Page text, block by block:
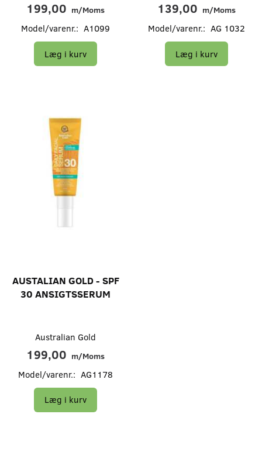
199,00 m/Moms
Model/varenr.: A1099
Læg i kurv
139,00 m/Moms
Model/varenr.: AG 1032
Læg i kurv
AUSTALIAN GOLD - SPF
30 ANSIGTSSERUM
Australian Gold
199,00 m/Moms
Model/varenr.: AG1178
Læg i kurv